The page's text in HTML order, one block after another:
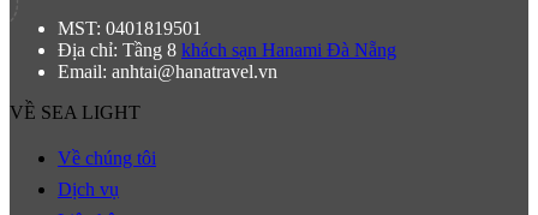
MST: 0401819501
Địa chỉ: Tầng 8 khách sạn Hanami Đà Nẵng
Email: anhtai@hanatravel.vn
VỀ SEA LIGHT
Về chúng tôi
Dịch vụ